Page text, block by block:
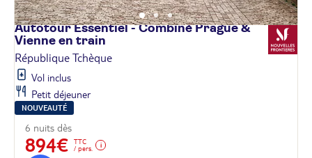
Autotour Essentiel - Combiné Prague &
Vienne en train
République Tchèque
Vol inclus
Petit déjeuner
NOUVEAUTÉ
6 nuits dès
894€
TTC
/ pers.